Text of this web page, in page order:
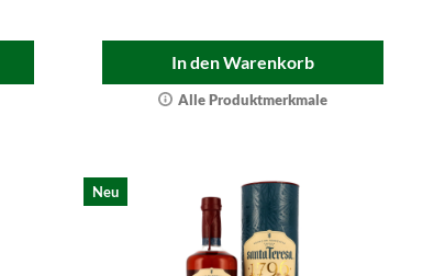
In den Warenkorb
Alle Produktmerkmale
Neu